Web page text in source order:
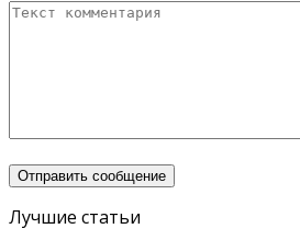
Лучшие статьи